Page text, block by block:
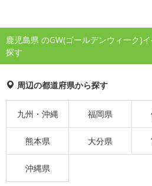
鹿児島県 のGW(ゴールデンウィーク)
探す
周辺の都道府県から探す
九州・沖縄 福岡県
熊本県 大分県
沖縄県